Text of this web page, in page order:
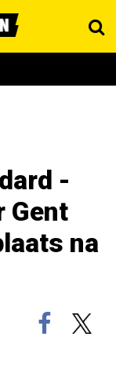
-
Gent
na